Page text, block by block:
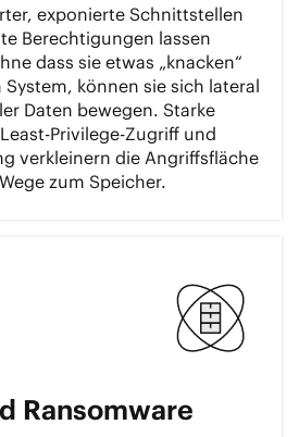
exponierte Schnittstellen
Berechtigungen lassen
dass sie etwas „knacken“
können sie sich lateral
Daten bewegen. Starke
Privilege-Zugriff und
verkleinern die Angriffsfläche
zum Speicher.
Ransomware